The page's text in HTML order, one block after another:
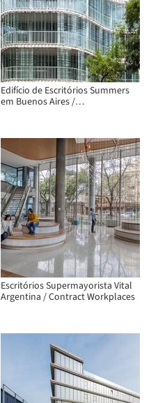
Edifício de Escritórios Summers
em Buenos Aires /
Escritórios Supermayorista Vital
Argentina / Contract Workplaces